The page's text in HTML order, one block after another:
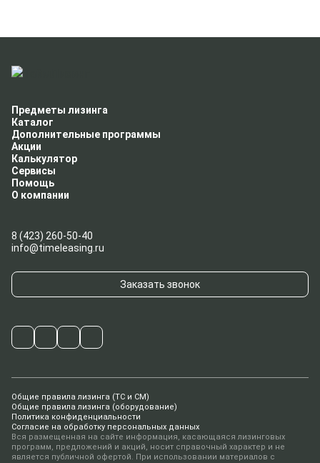
Предметы лизинга
Каталог
Дополнительные программы
Акции
Калькулятор
Сервисы
Помощь
О компании
8 (423) 260-50-40
info@timeleasing.ru
Заказать звонок
Общие правила лизинга (ТС и СМ)
Общие правила лизинга (оборудование)
Политика конфиденциальности
Согласие на обработку персональных данных
Вся размещенная на сайте информация, касающаяся лизинговых
программ, предложений и акций, носит справочный характер и не
является публичной офертой. При использовании материалов с